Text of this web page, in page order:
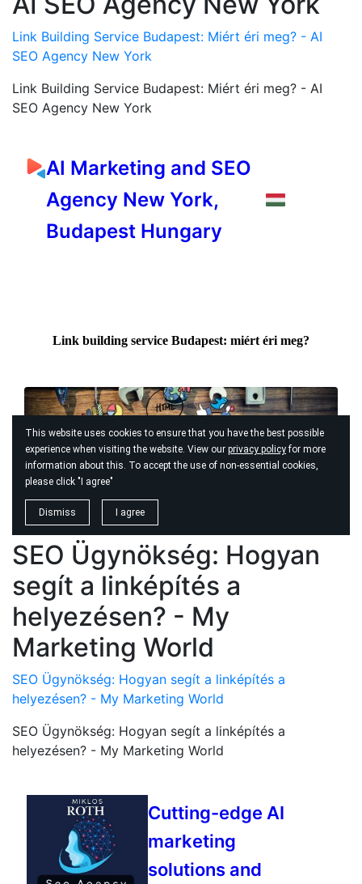
Link Building Service Budapest: Miért éri meg? - AI
SEO Agency New York
Link Building Service Budapest: Miért éri meg? - AI
SEO Agency New York
SEO Ügynökség: Hogyan
segít a linképítés a
helyezésen? - My
Marketing World
SEO Ügynökség: Hogyan segít a linképítés a
helyezésen? - My Marketing World
SEO Ügynökség: Hogyan segít a linképítés a
helyezésen? - My Marketing World